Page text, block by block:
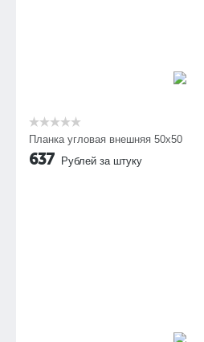
Планка угловая внешняя 50х50
637 Рублей за штуку